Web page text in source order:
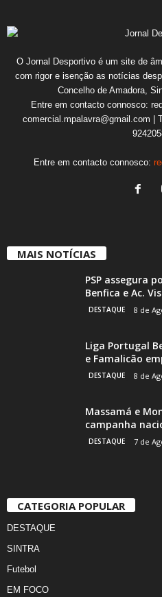
O Jornal Desportivo é um site de
com rigor e isenção as notícias
Concelho de Amadora,
Entre em contacto connosco:
comercial.mpalavra@gmail.com |
Entre em contacto connosco:
MAIS NOTÍCIAS
PSP assegura
Benfica e Ac.
DESTAQUE 8 de
Liga Portugal
e Famalicão
DESTAQUE 8 de
Massamá e
campanha
DESTAQUE 7 de
CATEGORIA POPULAR
DESTAQUE
SINTRA
Futebol
EM FOCO